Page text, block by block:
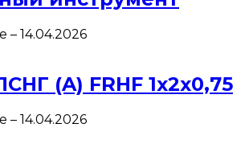
– 14.04.2026
(A) FRHF 1х2х0,75
– 14.04.2026